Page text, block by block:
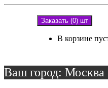
Заказать (0) шт
В корзине
Ваш город: Москва